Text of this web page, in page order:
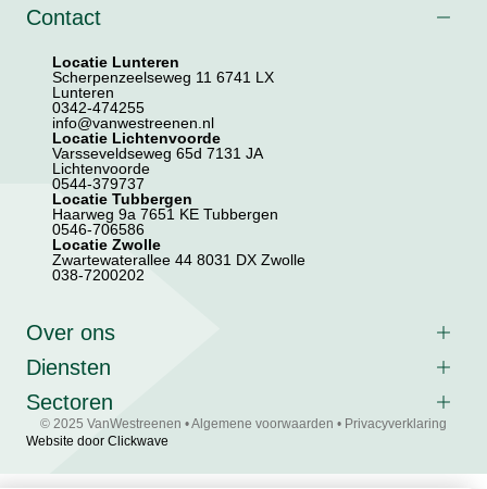
Contact
Locatie Lunteren
Scherpenzeelseweg 11 6741 LX
Lunteren
0342-474255
info@vanwestreenen.nl
Locatie Lichtenvoorde
Varsseveldseweg 65d 7131 JA
Lichtenvoorde
0544-379737
Locatie Tubbergen
Haarweg 9a 7651 KE Tubbergen
0546-706586
Locatie Zwolle
Zwartewaterallee 44 8031 DX Zwolle
038-7200202
Over ons
Diensten
Sectoren
Website door Clickwave
© 2025 VanWestreenen •Algemene voorwaarden • Privacyverklaring